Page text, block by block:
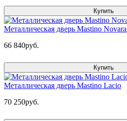
Купить
Металлическая дверь Mastino Novara
66 840руб.
Купить
Металлическая дверь Mastino Lacio
70 250руб.